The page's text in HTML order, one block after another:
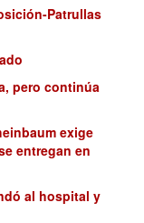
Patrullas
pero continúa
exige
entregan en
al hospital y